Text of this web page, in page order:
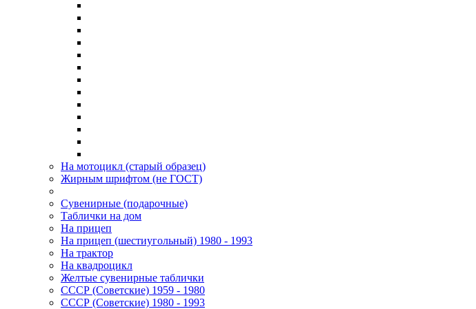
На мотоцикл (старый образец)
Жирным шрифтом (не ГОСТ)
Сувенирные (подарочные)
Таблички на дом
На прицеп
На прицеп (шестиугольный) 1980 - 1993
На трактор
На квадроцикл
Желтые сувенирные таблички
СССР (Советские) 1959 - 1980
СССР (Советские) 1980 - 1993